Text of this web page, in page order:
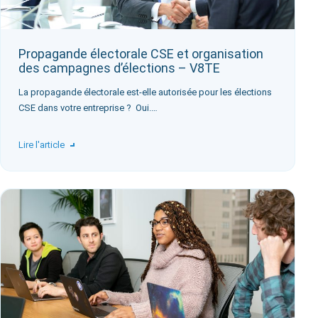
Propagande électorale CSE et organisation
des campagnes d’élections – V8TE
La propagande électorale est-elle autorisée pour les élections
CSE dans votre entreprise ? ‍ Oui.…
Lire l'article